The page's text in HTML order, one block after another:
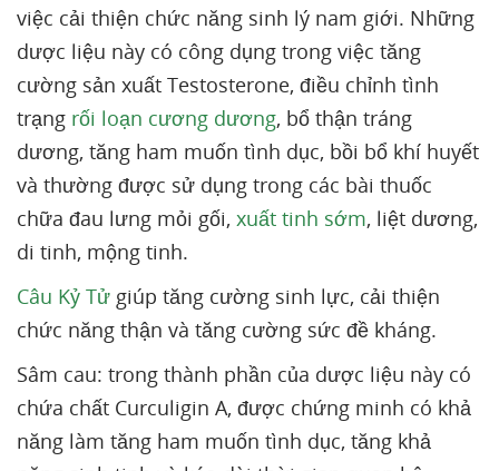
việc cải thiện chức năng sinh lý nam giới. Những
dược liệu này có công dụng trong việc tăng
cường sản xuất Testosterone, điều chỉnh tình
trạng rối loạn cương dương, bổ thận tráng
dương, tăng ham muốn tình dục, bồi bổ khí huyết
và thường được sử dụng trong các bài thuốc
chữa đau lưng mỏi gối, xuất tinh sớm, liệt dương,
di tinh, mộng tinh.
Câu Kỷ Tử giúp tăng cường sinh lực, cải thiện
chức năng thận và tăng cường sức đề kháng.
Sâm cau: trong thành phần của dược liệu này có
chứa chất Curculigin A, được chứng minh có khả
năng làm tăng ham muốn tình dục, tăng khả